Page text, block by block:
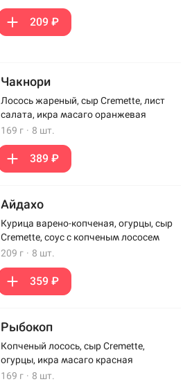
209 ₽
Чакнори
Лосось жареный, сыр Cremette, лист
салата, икра масаго оранжевая
169 г · 8 шт.
389 ₽
Айдахо
Курица варено-копченая, огурцы, сыр
Cremette, соус с копченым лососем
209 г · 8 шт.
359 ₽
Рыбокоп
Копченый лосось, сыр Cremette,
огурцы, икра масаго красная
169 г · 8 шт.